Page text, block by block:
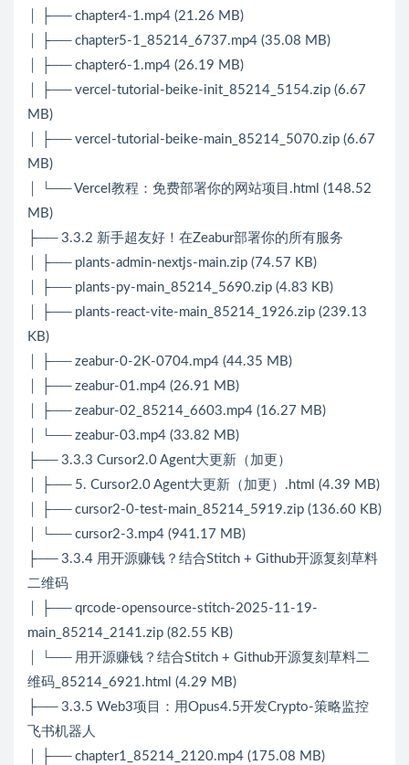
│ ├── chapter4-1.mp4 (21.26 MB)
│ ├── chapter5-1_85214_6737.mp4 (35.08 MB)
│ ├── chapter6-1.mp4 (26.19 MB)
│ ├── vercel-tutorial-beike-init_85214_5154.zip (6.67
MB)
│ ├── vercel-tutorial-beike-main_85214_5070.zip (6.67
MB)
│ └── Vercel教程：免费部署你的网站项目.html (148.52
MB)
├── 3.3.2 新手超友好！在Zeabur部署你的所有服务
│ ├── plants-admin-nextjs-main.zip (74.57 KB)
│ ├── plants-py-main_85214_5690.zip (4.83 KB)
│ ├── plants-react-vite-main_85214_1926.zip (239.13
KB)
│ ├── zeabur-0-2K-0704.mp4 (44.35 MB)
│ ├── zeabur-01.mp4 (26.91 MB)
│ ├── zeabur-02_85214_6603.mp4 (16.27 MB)
│ └── zeabur-03.mp4 (33.82 MB)
├── 3.3.3 Cursor2.0 Agent大更新（加更）
│ ├── 5. Cursor2.0 Agent大更新（加更）.html (4.39 MB)
│ ├── cursor2-0-test-main_85214_5919.zip (136.60 KB)
│ └── cursor2-3.mp4 (941.17 MB)
├── 3.3.4 用开源赚钱？结合Stitch + Github开源复刻草料
二维码
│ ├── qrcode-opensource-stitch-2025-11-19-
main_85214_2141.zip (82.55 KB)
│ └── 用开源赚钱？结合Stitch + Github开源复刻草料二
维码_85214_6921.html (4.29 MB)
├── 3.3.5 Web3项目：用Opus4.5开发Crypto-策略监控
飞书机器人
│ ├── chapter1_85214_2120.mp4 (175.08 MB)